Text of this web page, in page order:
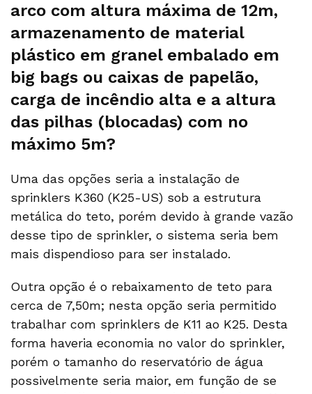
arco com altura máxima de 12m,
armazenamento de material
plástico em granel embalado em
big bags ou caixas de papelão,
carga de incêndio alta e a altura
das pilhas (blocadas) com no
máximo 5m?
Uma das opções seria a instalação de
sprinklers K360 (K25-US) sob a estrutura
metálica do teto, porém devido à grande vazão
desse tipo de sprinkler, o sistema seria bem
mais dispendioso para ser instalado.
Outra opção é o rebaixamento de teto para
cerca de 7,50m; nesta opção seria permitido
trabalhar com sprinklers de K11 ao K25. Desta
forma haveria economia no valor do sprinkler,
porém o tamanho do reservatório de água
possivelmente seria maior, em função de se